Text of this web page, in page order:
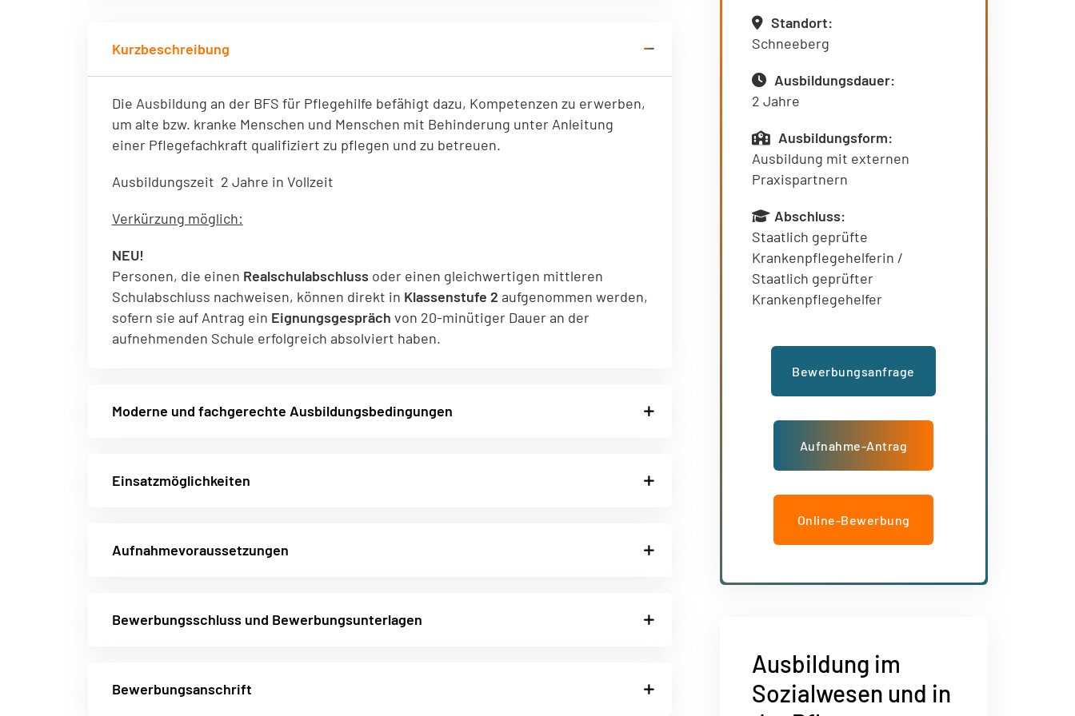
Kurzbeschreibung
Die Ausbildung an der BFS für Pflegehilfe befähigt dazu, Kompetenzen zu erwerben,
um alte bzw. kranke Menschen und Menschen mit Behinderung unter Anleitung
einer Pflegefachkraft qualifiziert zu pflegen und zu betreuen.
Ausbildungszeit 2 Jahre in Vollzeit
Verkürzung möglich:
NEU!
Personen, die einen Realschulabschlussoder einen gleichwertigen mittleren
Schulabschluss nachweisen, können direkt in Klassenstufe 2 aufgenommen werden,
sofern sie auf Antrag ein Eignungsgespräch von 20-minütiger Dauer an der
aufnehmenden Schule erfolgreich absolviert haben.
Moderne und fachgerechte Ausbildungsbedingungen
Einsatzmöglichkeiten
Aufnahmevoraussetzungen
Bewerbungsschluss und Bewerbungsunterlagen
Bewerbungsanschrift
Standort:
Schneeberg
Ausbildungsdauer:
2 Jahre
Ausbildungsform:
Ausbildung mit externen
Praxispartnern
Abschluss:
Staatlich geprüfte
Krankenpflegehelferin /
Staatlich geprüfter
Krankenpflegehelfer
Bewerbungsanfrage
Aufnahme-Antrag
Online-Bewerbung
Ausbildung im
Sozialwesen und in
Einverständnis-Cookie
cookie_consent
Dieser Cookie speichert die ausgewählten Einverständnis-Optionen des Benutzers